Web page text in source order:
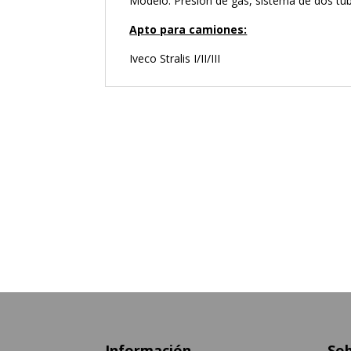
Apto para camiones:
Iveco Stralis I/II/III